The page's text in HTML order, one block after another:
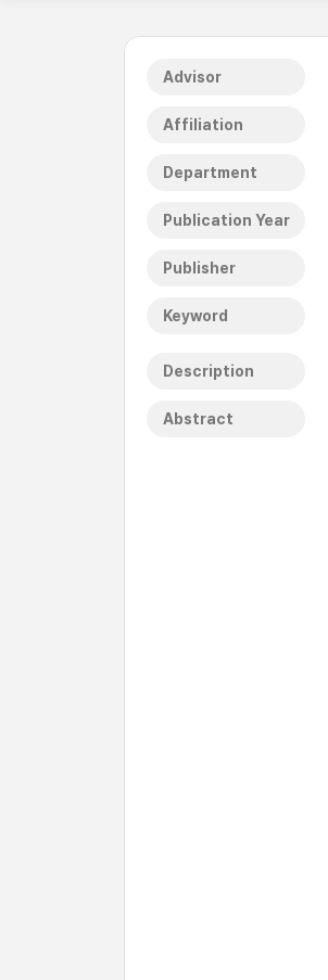
Advisor
Affiliation
Department
Publication Year
Publisher
Keyword
Description
Abstract